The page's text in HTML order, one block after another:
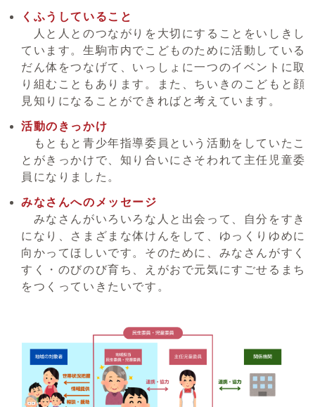
くふうしていること
人と人とのつながりを大切にすることをいしきし
ています。生駒市内でこどものために活動している
だん体をつなげて、いっしょに一つのイベントに取
り組むこともあります。また、ちいきのこどもと顔
見知りになることができればと考えています。
活動のきっかけ
もともと青少年指導委員という活動をしていたこ
とがきっかけで、知り合いにさそわれて主任児童委
員になりました。
みなさんへのメッセージ
みなさんがいろいろな人と出会って、自分をすき
になり、さまざまな体けんをして、ゆっくりゆめに
向かってほしいです。そのために、みなさんがすく
すく・のびのび育ち、えがおで元気にすごせるまち
をつくっていきたいです。